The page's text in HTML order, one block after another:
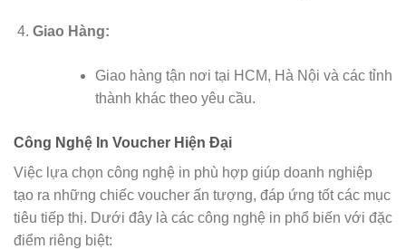
Giao Hàng:
Giao hàng tận nơi tại HCM, Hà Nội và các tỉnh
thành khác theo yêu cầu.
Công Nghệ In Voucher Hiện Đại
Việc lựa chọn công nghệ in phù hợp giúp doanh nghiệp
tạo ra những chiếc voucher ấn tượng, đáp ứng tốt các mục
tiêu tiếp thị. Dưới đây là các công nghệ in phổ biến với đặc
điểm riêng biệt: